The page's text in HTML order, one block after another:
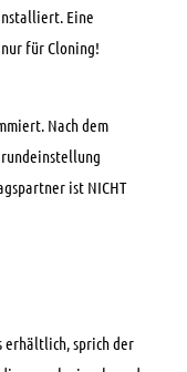
Eine
für Cloning!
Nach dem
ist NICHT
erhältlich, sprich der